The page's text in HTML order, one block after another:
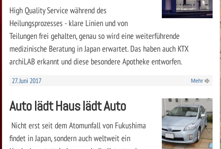
High Quality Service während des
Heilungsprozesses - klare Linien und von
Teilungen frei gehalten, genau so wird eine weiterführende
medizinische Beratung in Japan erwartet. Das haben auch KTX
archiLAB erkannt und diese besondere Apotheke entworfen.
27. Juni 2017 Mehr
Auto lädt Haus lädt Auto
Nicht erst seit dem Atomunfall von Fukushima
findet in Japan, sondern auch weltweit ein